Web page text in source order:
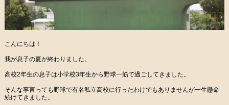
こんにちは！
我が息子の夏が終わりました。
高校2年生の息子は小学校3年生から野球一筋で過ごしてきました。
そんな事言っても野球で有名私立高校に行ったわけでもありませんが一生懸命
続けてきました。